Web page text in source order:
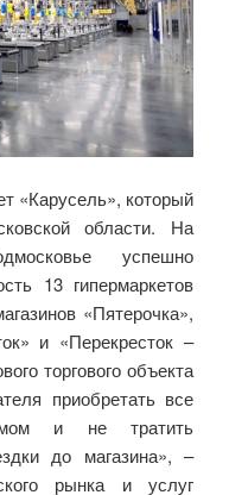
«Карусель», который
области. На
успешно
13 гипермаркетов
«Пятерочка»,
и «Перекресток –
торгового объекта
приобретать все
и не тратить
до магазина», –
рынка и услуг